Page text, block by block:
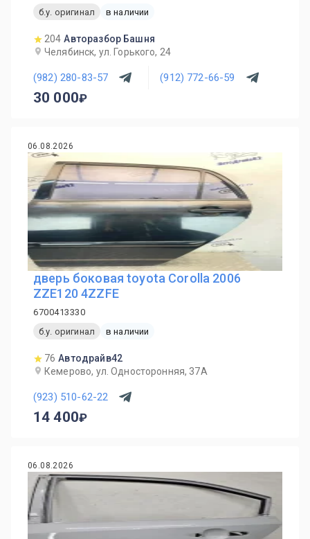
б.у. оригинал
в наличии
204 Авторазбор Башня
Челябинск, ул. Горького, 24
(982) 280-83-57 (912) 772-66-59
30 000
06.08.2026
дверь боковая toyota Corolla 2006
ZZE120 4ZZFE
6700413330
б.у. оригинал
в наличии
76 Автодрайв42
Кемерово, ул. Односторонняя, 37А
(923) 510-62-22
14 400
06.08.2026